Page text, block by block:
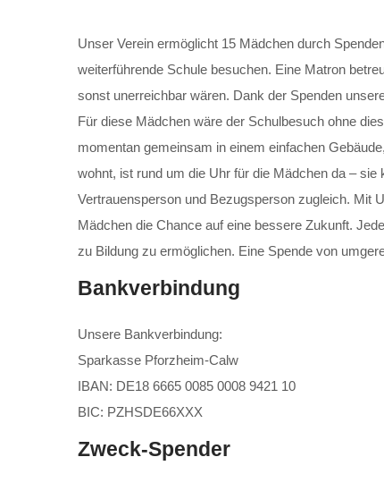
Unser Verein ermöglicht 15 Mädchen durch
weiterführende Schule besuchen. Eine Matron
sonst unerreichbar wären. Dank der Spenden
Für diese Mädchen wäre der Schulbesuch ohne
momentan gemeinsam in einem einfachen
wohnt, ist rund um die Uhr für die Mädchen da –
Vertrauensperson und Bezugsperson zugleich. Mit
Mädchen die Chance auf eine bessere Zukunft.
zu Bildung zu ermöglichen. Eine Spende von
Bankverbindung
Unsere Bankverbindung:
Sparkasse Pforzheim-Calw
IBAN: DE18 6665 0085 0008 9421 10
BIC: PZHSDE66XXX
Zweck-Spender